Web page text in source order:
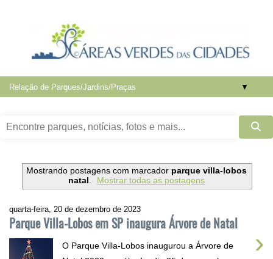
▼
Mostrando postagens com marcador parque villa-lobos
natal. Mostrar todas as postagens
quarta-feira, 20 de dezembro de 2023
Parque Villa-Lobos em SP inaugura Árvore de Natal
›
O Parque Villa-Lobos inaugurou a Árvore de